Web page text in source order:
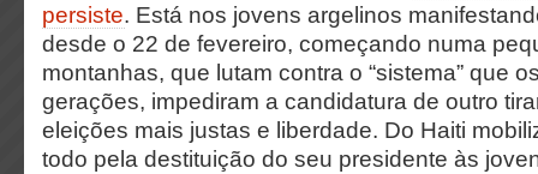
persiste. Está nos jovens argelinos
desde o 22 de fevereiro, começando numa
montanhas, que lutam contra o “sistema” que
gerações, impediram a candidatura de outro
eleições mais justas e liberdade. Do Haiti
todo pela destituição do seu presidente às